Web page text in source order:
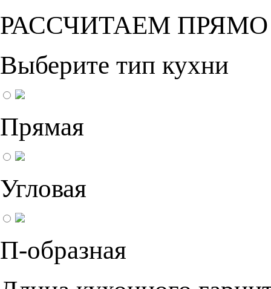
РАССЧИТАЕМ
Выберите тип кухни
Прямая
Угловая
П-образная